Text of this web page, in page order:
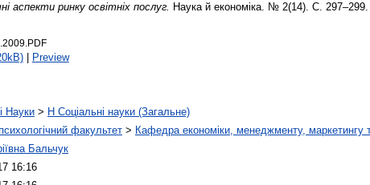
аспекти ринку освітніх послуг. Наука й економіка. № 2(14). С. 297–299.
| Preview
Науки > H Соціальні науки (Загальне)
факультет > Кафедра економіки, менеджменту, маркетингу
Бальчук
16:16